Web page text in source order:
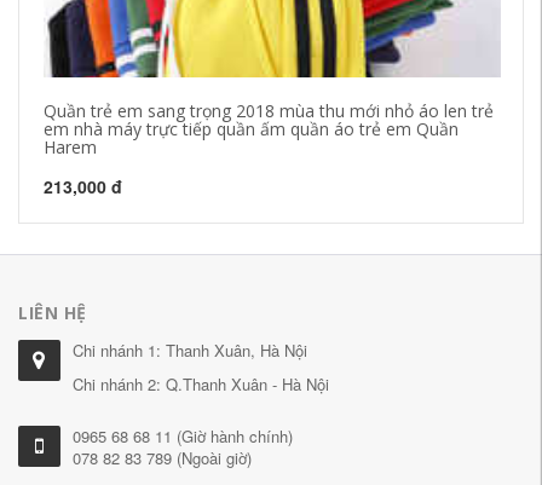
Quần trẻ em sang trọng 2018 mùa thu mới nhỏ áo len trẻ
em nhà máy trực tiếp quần ấm quần áo trẻ em Quần
Harem
213,000 đ
LIÊN HỆ
Chi nhánh 1: Thanh Xuân, Hà Nội
Chi nhánh 2: Q.Thanh Xuân - Hà Nội
0965 68 68 11 (Giờ hành chính)
078 82 83 789 (Ngoài giờ)